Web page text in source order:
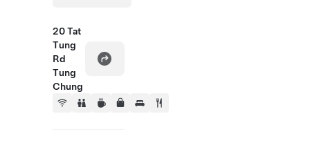
20 Tat
Tung
Rd
Tung
Chung